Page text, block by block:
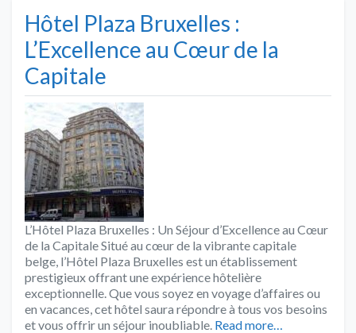
Hôtel Plaza Bruxelles :
L’Excellence au Cœur de la
Capitale
L’Hôtel Plaza Bruxelles : Un Séjour d’Excellence au Cœur
de la Capitale Situé au cœur de la vibrante capitale
belge, l’Hôtel Plaza Bruxelles est un établissement
prestigieux offrant une expérience hôtelière
exceptionnelle. Que vous soyez en voyage d’affaires ou
en vacances, cet hôtel saura répondre à tous vos besoins
et vous offrir un séjour inoubliable. Read more…